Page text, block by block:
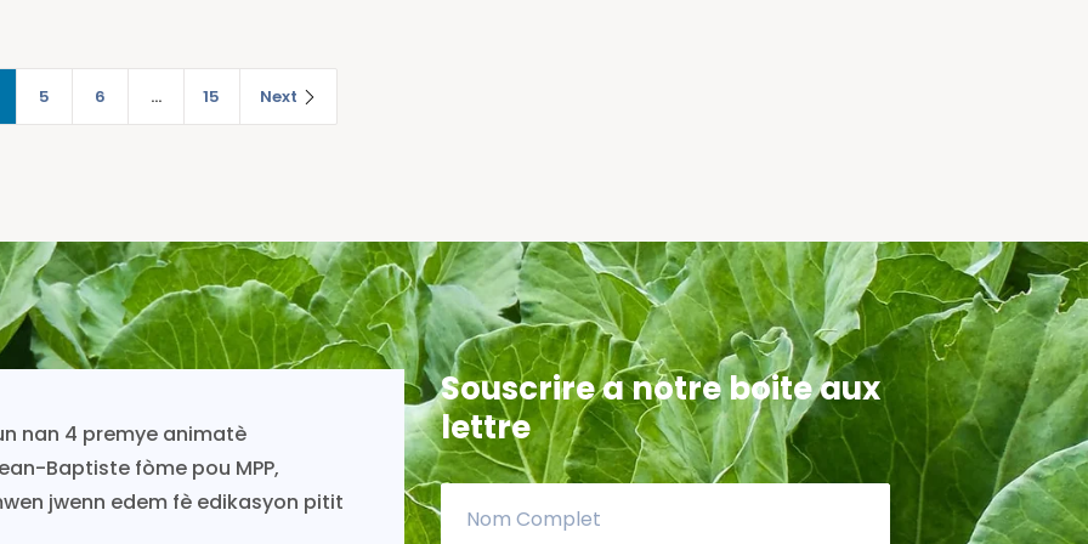
5 6 … 15 Next
ap viv toujou gras ak
.Esperyans mwen fè ak mpp sèke mwen rive
dekouvri mpp se yon òganizasyon ki p ap
chache ti moso manje Nan men pouvwa peze
souse a.men k ap travay pou pèmèt moun Viv
Souscrire a notre boite aux
lettre